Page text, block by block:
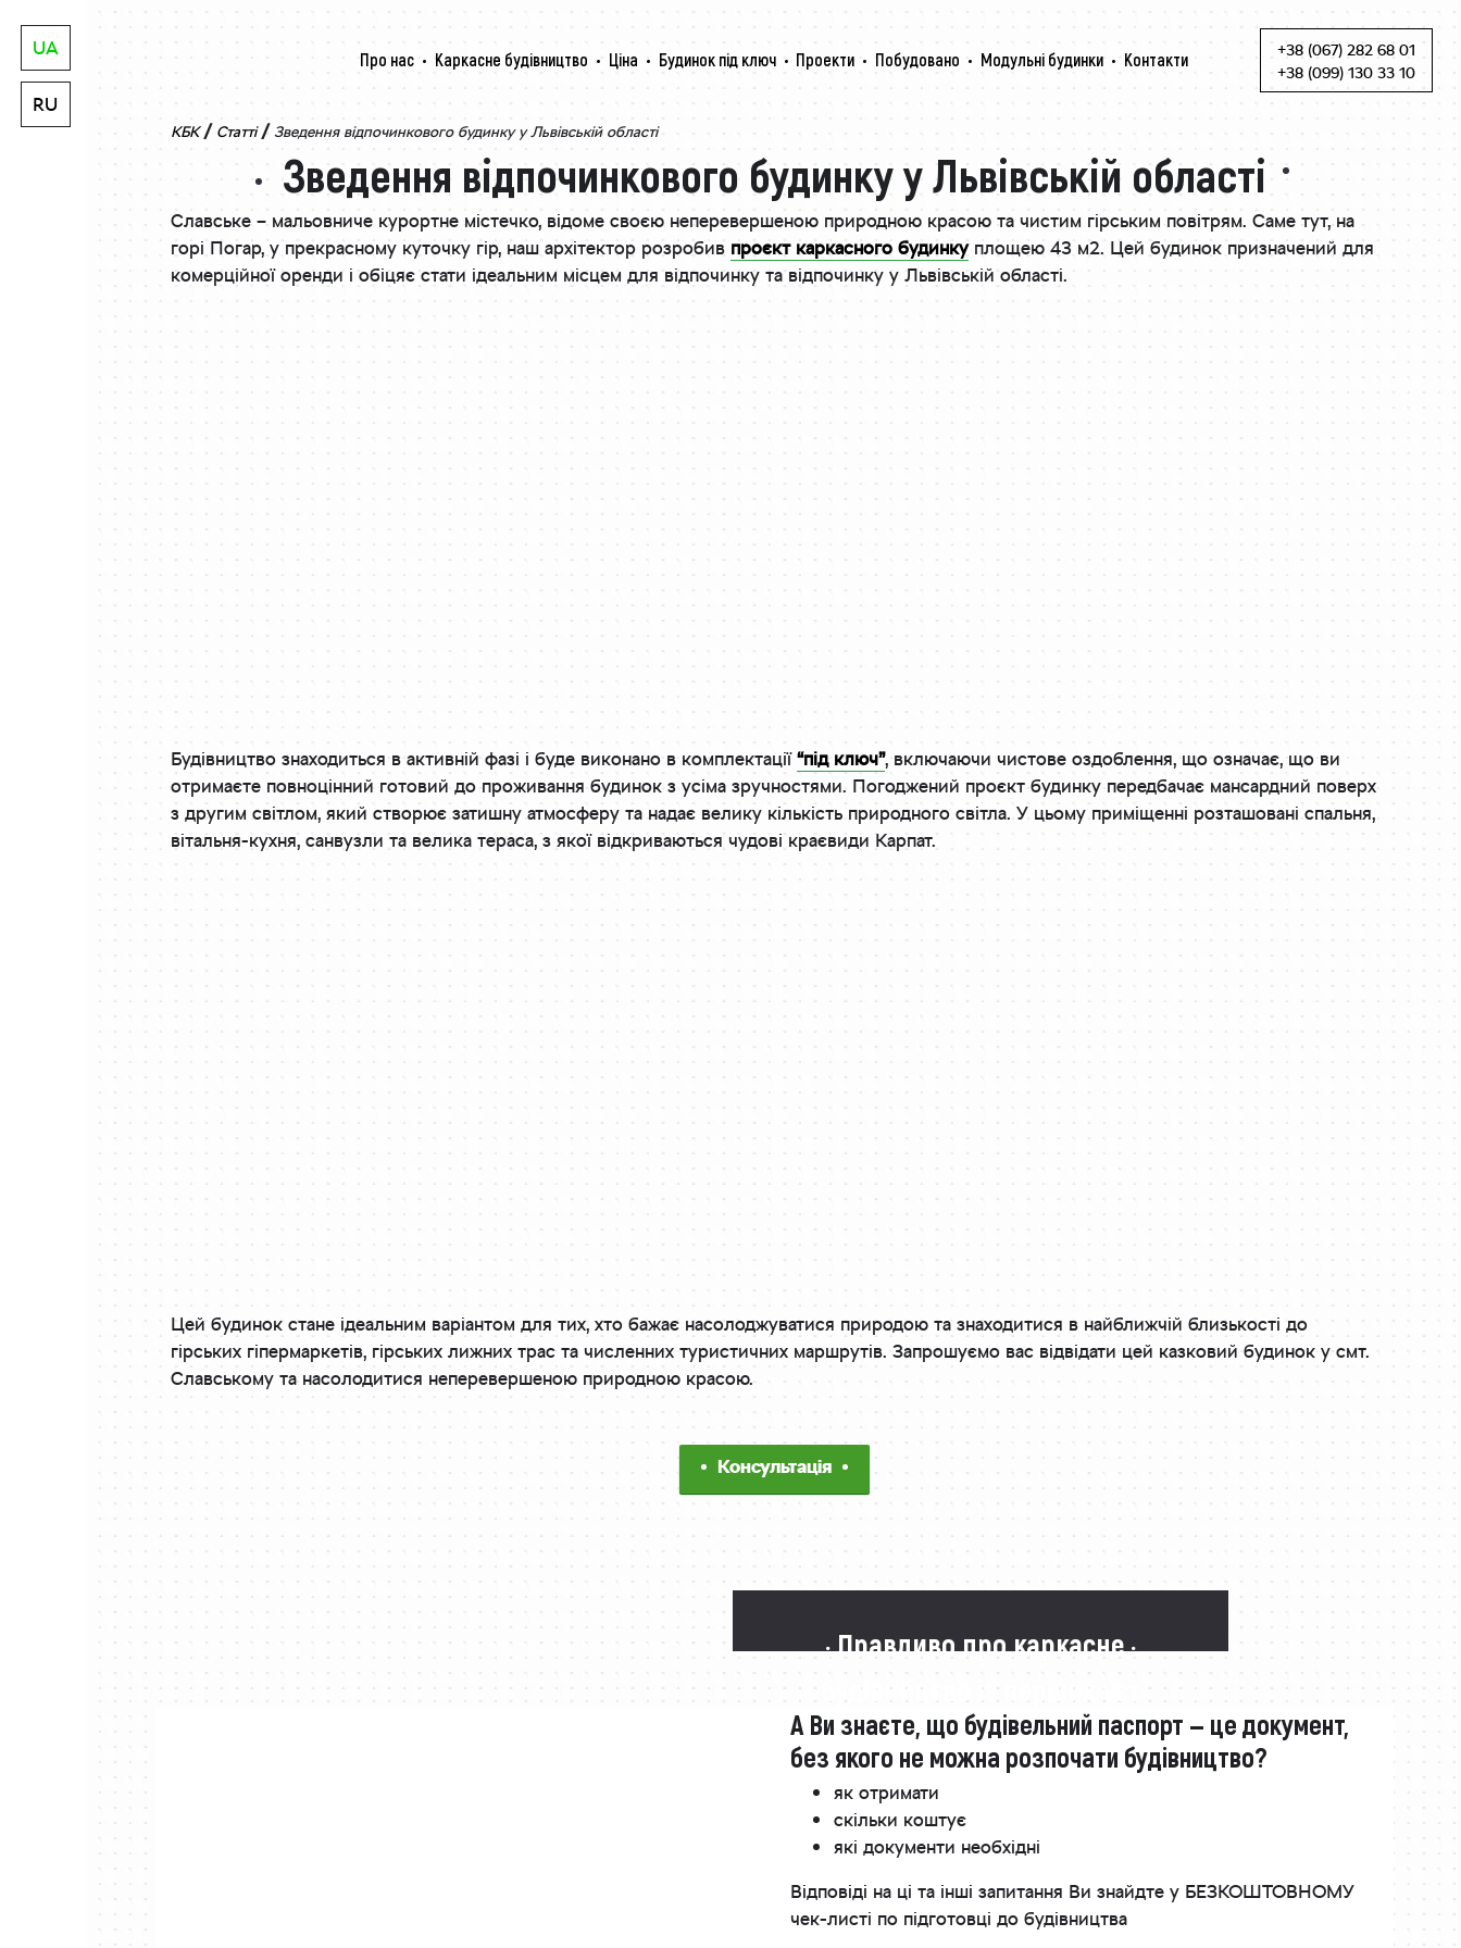
UA
RU
Про нас Каркасне будівництво Ціна Будинок під ключ Проекти Побудовано Модульні будинки Контакти Skip to content
+38 (067) 282 68 01
+38 (099) 130 33 10
КБК / Статті / Зведення відпочинкового будинку у Львівській області
Зведення відпочинкового будинку у Львівській області
Славське – мальовниче курортне містечко, відоме своєю неперевершеною природною красою та чистим гірським повітрям. Саме тут, на
горі Погар, у прекрасному куточку гір, наш архітектор розробив проєкт каркасного будинкуплощею 43 м2. Цей будинок призначений для
комерційної оренди і обіцяє стати ідеальним місцем для відпочинку та відпочинку у Львівській області.
Будівництво знаходиться в активній фазі і буде виконано в комплектації“під ключ”, включаючи чистове оздоблення, що означає, що ви
отримаєте повноцінний готовий до проживання будинок з усіма зручностями. Погоджений проєкт будинку передбачає мансардний поверх
з другим світлом, який створює затишну атмосферу та надає велику кількість природного світла. У цьому приміщенні розташовані спальня,
вітальня-кухня, санвузли та велика тераса, з якої відкриваються чудові краєвиди Карпат.
Цей будинок стане ідеальним варіантом для тих, хто бажає насолоджуватися природою та знаходитися в найближчій близькості до
гірських гіпермаркетів, гірських лижних трас та численних туристичних маршрутів. Запрошуємо вас відвідати цей казковий будинок у смт.
Славському та насолодитися неперевершеною природною красою.
Консультація
· Правдиво про каркасне ·
А Ви знаєте, що будівельний паспорт — це документ,
без якого не можна розпочати будівництво?
як отримати
скільки коштує
які документи необхідні
Відповіді на ці та інші запитання Ви знайдте у БЕЗКОШТОВНОМУ
чек-листі по підготовці до будівництва